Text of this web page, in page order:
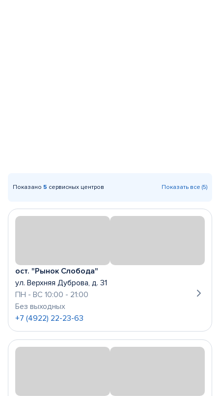
Показано 5 сервисных центров Показать все (5)
ост. "Рынок Слобода"
ул. Верхняя Дуброва, д. 31
ПН - ВС 10:00 - 21:00
Без выходных
+7 (4922) 22-23-63